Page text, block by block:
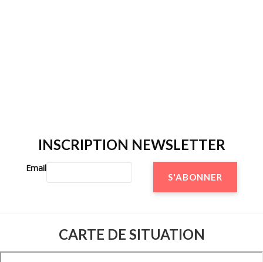
INSCRIPTION NEWSLETTER
Email
CARTE DE SITUATION